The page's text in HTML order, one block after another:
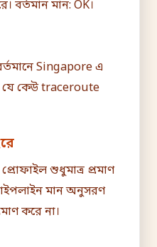
বর্তমান মান: OK।
Singapore এ
কেউ traceroute
শুধুমাত্র প্রমাণ
মান অনুসরণ
করে না।